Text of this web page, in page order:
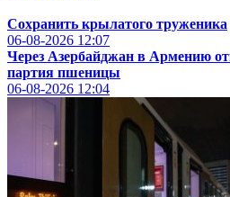
Сохранить крылатого труженика
06-08-2026 12:07
Через Азербайджан в Армению
партия пшеницы
06-08-2026 12:04